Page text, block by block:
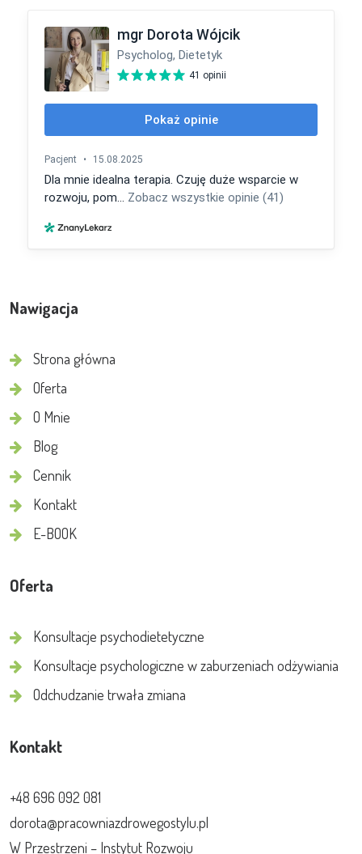
Nawigacja
Strona główna
Oferta
O Mnie
Blog
Cennik
Kontakt
E-BOOK
Oferta
Konsultacje psychodietetyczne
Konsultacje psychologiczne w zaburzeniach odżywiania
Odchudzanie trwała zmiana
Kontakt
+48 696 092 081
dorota@pracowniazdrowegostylu.pl
W Przestrzeni – Instytut Rozwoju